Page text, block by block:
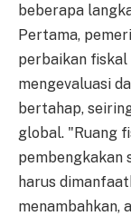
beberapa
Pertama,
perbaikan fiskal
mengevaluasi
bertahap,
global. "Ruang
pembengkakan
harus
menambahkan,